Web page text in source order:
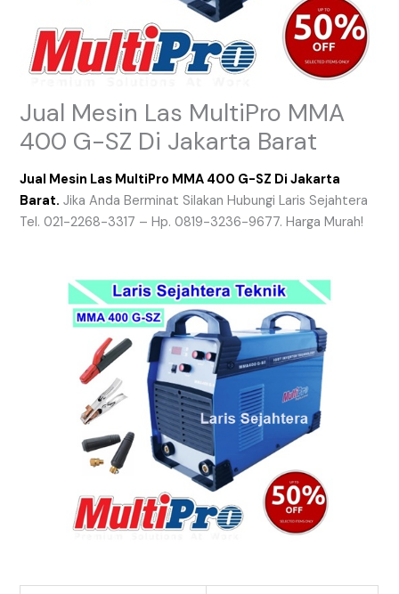
Jual Mesin Las MultiPro MMA
400 G-SZ Di Jakarta Barat
Jual Mesin Las MultiPro MMA 400 G-SZ Di Jakarta
Barat. Jika Anda Berminat Silakan Hubungi Laris Sejahtera
Tel. 021-2268-3317 – Hp. 0819-3236-9677. Harga Murah!